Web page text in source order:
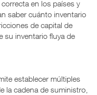
en los países y
saber cuánto inventario
de capital de
su inventario fluya de
establecer múltiples
la cadena de suministro,